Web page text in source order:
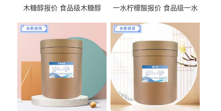
木糖醇报价 食品级木糖醇
一水柠檬酸报价 食品级一水